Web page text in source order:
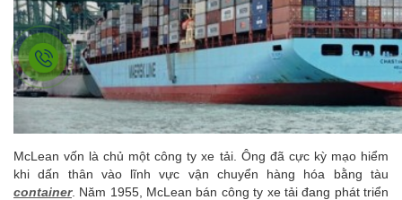
McLean vốn là chủ một công ty xe tải. Ông đã cực kỳ mạo hiểm
khi dấn thân vào lĩnh vực vận chuyển hàng hóa bằng tàu
container. Năm 1955, McLean bán công ty xe tải đang phát triển